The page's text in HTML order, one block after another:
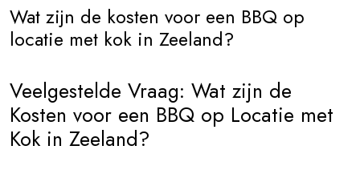
Wat zijn de kosten voor een BBQ op
locatie met kok in Zeeland?
Veelgestelde Vraag: Wat zijn de
Kosten voor een BBQ op Locatie met
Kok in Zeeland?